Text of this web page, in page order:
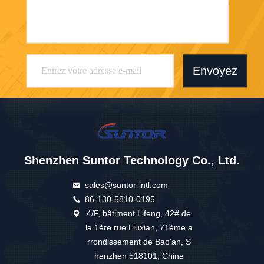
Envoyez
Shenzhen Suntor Technology Co., Ltd.
sales@suntor-intl.com
86-130-5810-0195
4/F, bâtiment Lifeng, 42# de
la 1ère rue Liuxian, 71ème a
rrondissement de Bao'an, S
henzhen 518101, Chine